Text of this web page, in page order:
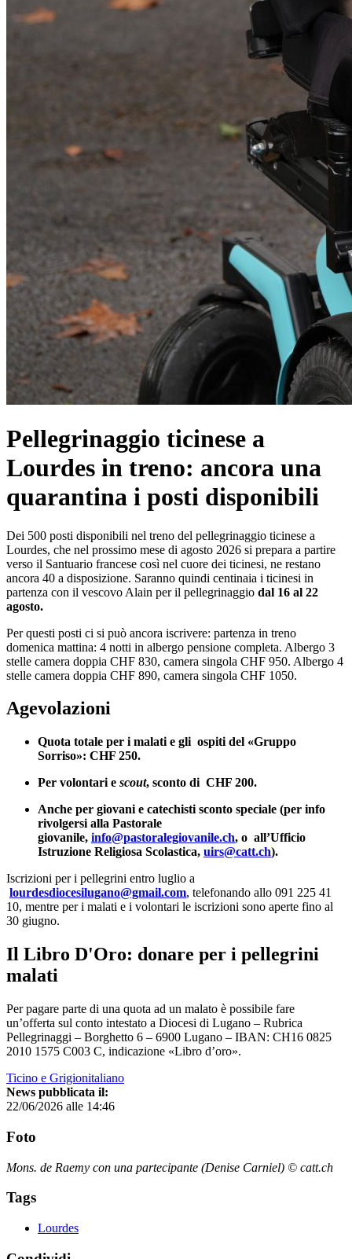
Pellegrinaggio ticinese a
Lourdes in treno: ancora una
quarantina i posti disponibili
Dei 500 posti disponibili nel treno del pellegrinaggio ticinese a
Lourdes, che nel prossimo mese di agosto 2026 si prepara a partire
verso il Santuario francese così nel cuore dei ticinesi, ne restano
ancora 40 a disposizione. Saranno quindi centinaia i ticinesi in
partenza con il vescovo Alain per il pellegrinaggio dal 16 al 22
agosto.
Per questi posti ci si può ancora iscrivere: partenza in treno
domenica mattina: 4 notti in albergo pensione completa. Albergo 3
stelle camera doppia CHF 830, camera singola CHF 950. Albergo 4
stelle camera doppia CHF 890, camera singola CHF 1050.
Agevolazioni
Quota totale per i malati e gli ospiti del «Gruppo
Sorriso»: CHF 250.
Per volontari e scout, sconto di CHF 200.
Anche per giovani e catechisti sconto speciale (per info
rivolgersi alla Pastorale
giovanile, info@pastoralegiovanile.ch, o all’Ufficio
Istruzione Religiosa Scolastica, uirs@catt.ch).
Iscrizioni per i pellegrini entro luglio a
lourdesdiocesilugano@gmail.com, telefonando allo 091 225 41
10, mentre per i malati e i volontari le iscrizioni sono aperte fino al
30 giugno.
Il Libro D'Oro: donare per i pellegrini
malati
Per pagare parte di una quota ad un malato è possibile fare
un’offerta sul conto intestato a Diocesi di Lugano – Rubrica
Pellegrinaggi – Borghetto 6 – 6900 Lugano – IBAN: CH16 0825
2010 1575 C003 C, indicazione «Libro d’oro».
Ticino e Grigionitaliano
News pubblicata il:
22/06/2026 alle 14:46
Foto
Mons. de Raemy con una partecipante (Denise Carniel) © catt.ch
Tags
Lourdes